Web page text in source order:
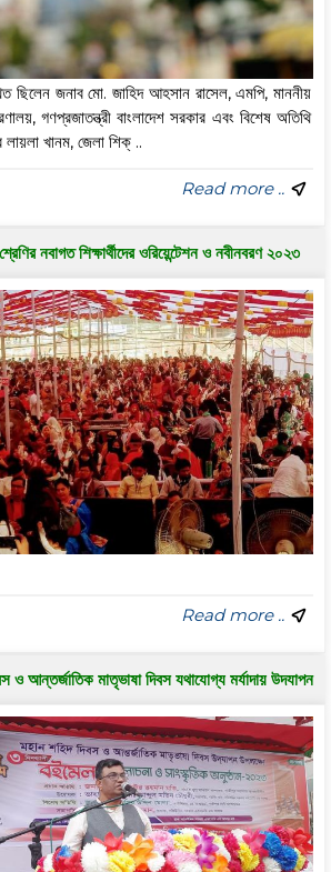
ছিলেন জনাব মো. জাহিদ আহসান রাসেল, এমপি, মাননীয়
গণপ্রজাতন্ত্রী বাংলাদেশ সরকার এবং বিশেষ অতিথি
লায়লা খানম, জেলা শিক্ ..
Read more ..
নবাগত শিক্ষার্থীদের ওরিয়েন্টেশন ও নবীনবরণ ২০২৩
Read more ..
ও আন্তর্জাতিক মাতৃভাষা দিবস যথাযোগ্য মর্যাদায় উদযাপন